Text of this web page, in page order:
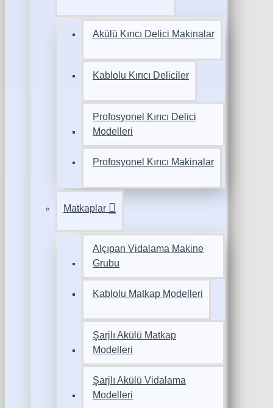
Akülü Kırıcı Delici Makinalar
Kablolu Kırıcı Deliciler
Profosyonel Kırıcı Delici
Modelleri
Profosyonel Kırıcı Makinalar
Matkaplar
Alçıpan Vidalama Makine
Grubu
Kablolu Matkap Modelleri
Şarjlı Akülü Matkap
Modelleri
Şarjlı Akülü Vidalama
Modelleri